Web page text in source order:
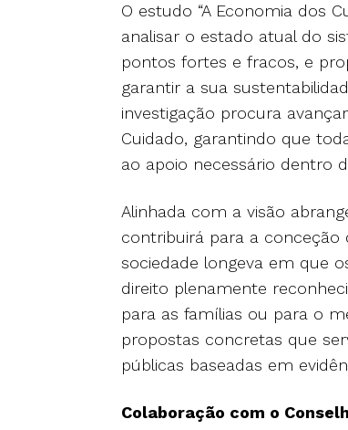
O estudo “A Economia dos
analisar o estado atual do
pontos fortes e fracos, e
garantir a sua
investigação procura
Cuidado, garantindo que
ao apoio necessário dentro
Alinhada com a visão
contribuirá para a conceção
sociedade longeva em que
direito plenamente
para as famílias ou para o
propostas concretas que
públicas baseadas em
Colaboração com o